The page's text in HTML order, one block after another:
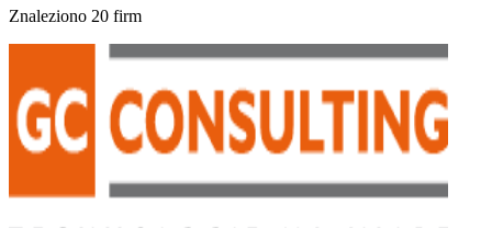
Znaleziono 20 firm